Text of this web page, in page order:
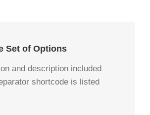
Set of Options
and description included
shortcode is listed